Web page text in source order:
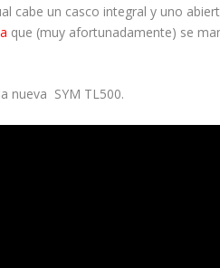
cabe un casco integral y uno
que (muy afortunadamente) se
nueva SYM TL500.